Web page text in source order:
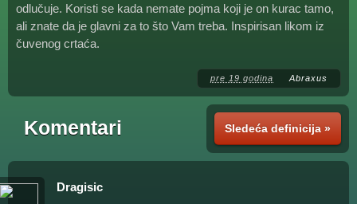
odlučuje. Koristi se kada nemate pojma koji je on kurac tamo,
ali znate da je glavni za to što Vam treba. Inspirisan likom iz
čuvenog crtaća.
pre 19 godina Abraxus
Sledeća definicija »
Komentari
Dragisic